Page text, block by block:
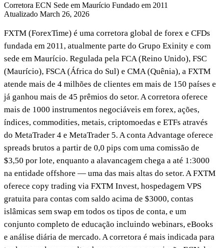
Corretora ECN Sede em Maurício Fundado em 2011
Atualizado March 26, 2026
FXTM (ForexTime) é uma corretora global de forex e CFDs
fundada em 2011, atualmente parte do Grupo Exinity e com
sede em Maurício. Regulada pela FCA (Reino Unido), FSC
(Maurício), FSCA (África do Sul) e CMA (Quênia), a FXTM
atende mais de 4 milhões de clientes em mais de 150 países e
já ganhou mais de 45 prêmios do setor. A corretora oferece
mais de 1000 instrumentos negociáveis em forex, ações,
índices, commodities, metais, criptomoedas e ETFs através
do MetaTrader 4 e MetaTrader 5. A conta Advantage oferece
spreads brutos a partir de 0,0 pips com uma comissão de
$3,50 por lote, enquanto a alavancagem chega a até 1:3000
na entidade offshore — uma das mais altas do setor. A FXTM
oferece copy trading via FXTM Invest, hospedagem VPS
gratuita para contas com saldo acima de $3000, contas
islâmicas sem swap em todos os tipos de conta, e um
conjunto completo de educação incluindo webinars, eBooks
e análise diária de mercado. A corretora é mais indicada para